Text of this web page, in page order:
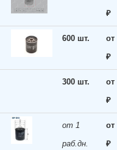
₽
600 шт.
от
₽
300 шт.
от
₽
от 1
раб.дн.
от
₽